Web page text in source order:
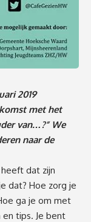
2019
met het
van…?” We
naar de
dat zijn
dat? Hoe zorg je
ga je om met
tips. Je bent